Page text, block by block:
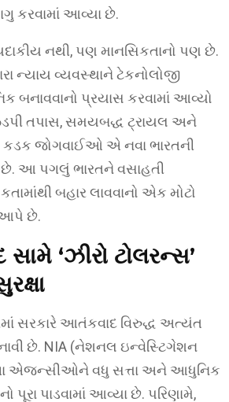
કરવામાં આવ્યા છે.
નથી, પણ માનસિકતાનો પણ છે.
ન્યાય વ્યવસ્થાને ટેકનોલોજી
બનાવવાનો પ્રયાસ કરવામાં આવ્યો
તપાસ, સમયબદ્ધ ટ્રાયલ અને
જોગવાઈઓ એ નવા ભારતની
આ પગલું ભારતને વસાહતી
બહાર લાવવાનો એક મોટો
છે.
‘ઝીરો ટોલરન્સ’
સરકારે આતંકવાદ વિરુદ્ધ અત્યંત
છે. NIA (નેશનલ ઇન્વેસ્ટિગેશન
એજન્સીઓને વધુ સત્તા અને આધુનિક
પૂરા પાડવામાં આવ્યા છે. પરિણામે,